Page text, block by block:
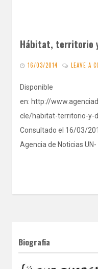
Hábitat, territorio
16/03/2014 LEAVE A
Disponible
en: http://
cle/habitat-territorio-y-
Consultado el 16/03/
Agencia de Noticias UN-
Biografia